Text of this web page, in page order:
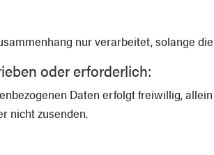
nur verarbeitet, solange
oder erforderlich:
Daten erfolgt freiwillig,
nicht zusenden.